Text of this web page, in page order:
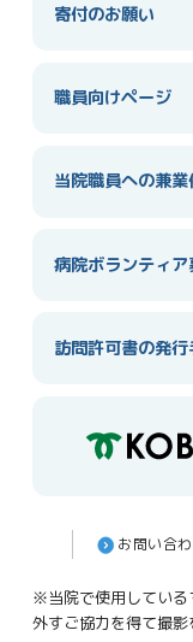
寄付のお願い
職員向けページ
当院職員への兼業
病院ボランティア
訪問許可書の発行
お問い合
※当院で使用している
外すご協力を得て撮影